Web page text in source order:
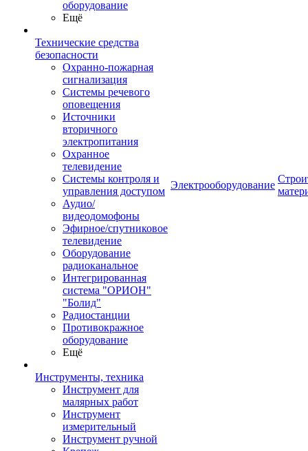
оборудование
Ещё
Технические средства
безопасности
Охранно-пожарная
сигнализация
Системы речевого
оповещения
Источники
вторичного
электропитания
Охранное
телевидение
Системы контроля и
управления доступом
Аудио/
видеодомофоны
Эфирное/спутниковое
телевидение
Оборудование
радиоканальное
Интегрированная
система "ОРИОН"
"Болид"
Радиостанции
Противокражное
оборудование
Ещё
Инструменты, техника
Инструмент для
малярных работ
Инструмент
измерительный
Инструмент ручной
Электрооборудование